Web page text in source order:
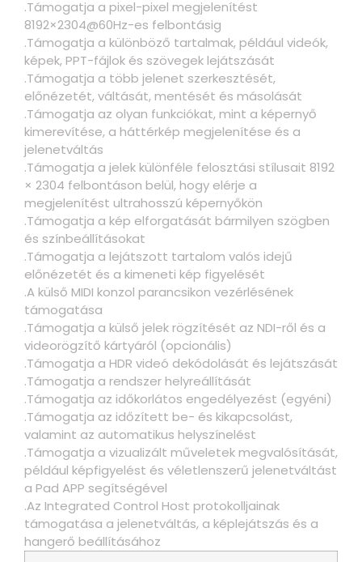
.Támogatja a pixel-pixel megjelenítést
8192×2304@60Hz-es felbontásig
.Támogatja a különböző tartalmak, például videók,
képek, PPT-fájlok és szövegek lejátszását
.Támogatja a több jelenet szerkesztését,
előnézetét, váltását, mentését és másolását
.Támogatja az olyan funkciókat, mint a képernyő
kimerevítése, a háttérkép megjelenítése és a
jelenetváltás
.Támogatja a jelek különféle felosztási stílusait 8192
× 2304 felbontáson belül, hogy elérje a
megjelenítést ultrahosszú képernyőkön
.Támogatja a kép elforgatását bármilyen szögben
és színbeállításokat
.Támogatja a lejátszott tartalom valós idejű
előnézetét és a kimeneti kép figyelését
.A külső MIDI konzol parancsikon vezérlésének
támogatása
.Támogatja a külső jelek rögzítését az NDI-ről és a
videorögzítő kártyáról (opcionális)
.Támogatja a HDR videó dekódolását és lejátszását
.Támogatja a rendszer helyreállítását
.Támogatja az időkorlátos engedélyezést (egyéni)
.Támogatja az időzített be- és kikapcsolást,
valamint az automatikus helyszínelést
.Támogatja a vizualizált műveletek megvalósítását,
például képfigyelést és véletlenszerű jelenetváltást
a Pad APP segítségével
.Az Integrated Control Host protokolljainak
támogatása a jelenetváltás, a képlejátszás és a
hangerő beállításához